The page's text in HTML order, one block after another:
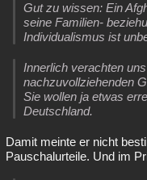
Gut zu wissen: Ein
seine Familien-
Individualismus ist
Innerlich verachten
nachzuvollziehenden
Sie wollen ja etwas
Deutschland.
Damit meinte er nicht
Pauschalurteile. Und im